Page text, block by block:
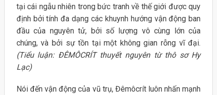
tại cái ngẫu nhiên trong bức tranh về thế giới được quy
định bởi tính đa dạng các khuynh hướng vận động ban
đầu của nguyên tử, bởi số lượng vô cùng lớn của
chúng, và bởi sự tồn tại một không gian rỗng vĩ đại.
(Tiểu luận: ĐÊMÔCRÍT thuyết nguyên từ thô sơ Hy
Lạc)
Nói đến vận động của vũ trụ, Đêmôcrít luôn nhấn mạnh